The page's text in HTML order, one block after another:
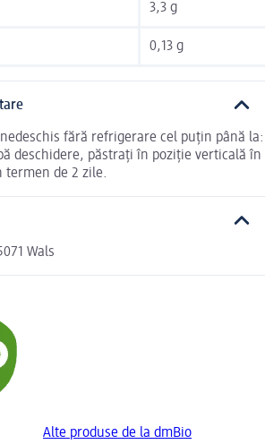
3,3 g
0,13 g
fără refrigerare cel puțin până la:
deschidere, păstrați în poziție verticală în
de 2 zile.
Wals
Alte produse de la dmBio